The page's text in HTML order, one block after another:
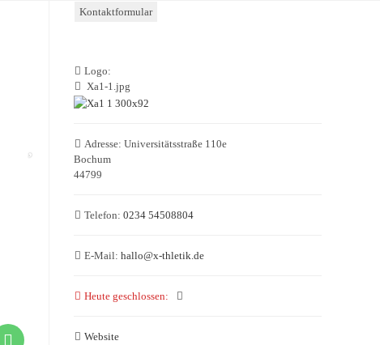
Kontaktformular
Logo:
Xa1-1.jpg
Adresse: Universitätsstraße 110e
Bochum
44799
Telefon: 0234 54508804
E-Mail: hallo@x-thletik.de
Heute geschlossen:
Website